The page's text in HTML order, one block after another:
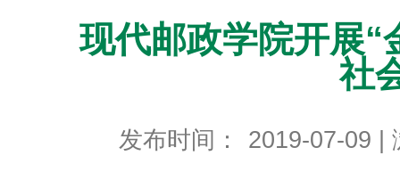
现代邮政学院开展“
社
发布时间： 2019-07-09